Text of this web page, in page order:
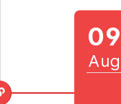
09
Aug